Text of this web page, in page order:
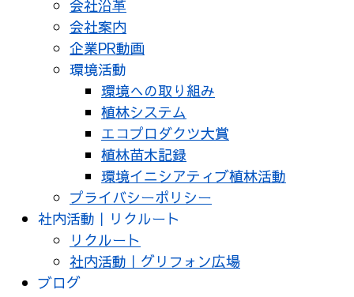
会社沿革
会社案内
企業PR動画
環境活動
環境への取り組み
植林システム
エコプロダクツ大賞
植林苗木記録
環境イニシアティブ植林活動
プライバシーポリシー
社内活動｜リクルート
リクルート
社内活動｜グリフォン広場
ブログ